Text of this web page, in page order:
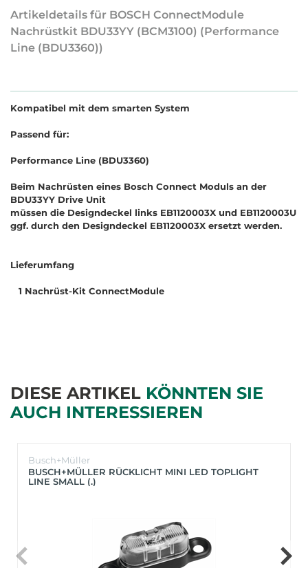
Artikeldetails für BOSCH ConnectModule
Nachrüstkit BDU33YY (BCM3100) (Performance
Line (BDU3360))
Kompatibel mit dem smarten System
Passend für:
Performance Line (BDU3360)
Beim Nachrüsten eines Bosch Connect Moduls an der
BDU33YY Drive Unit
müssen die Designdeckel links EB1120003X und EB1120003U
ggf. durch den Designdeckel EB1120003X ersetzt werden.
Lieferumfang
1 Nachrüst-Kit ConnectModule
DIESE ARTIKEL KÖNNTEN SIE
AUCH INTERESSIEREN
Busch+Müller
BUSCH+MÜLLER RÜCKLICHT MINI LED TOPLIGHT
LINE SMALL (.)